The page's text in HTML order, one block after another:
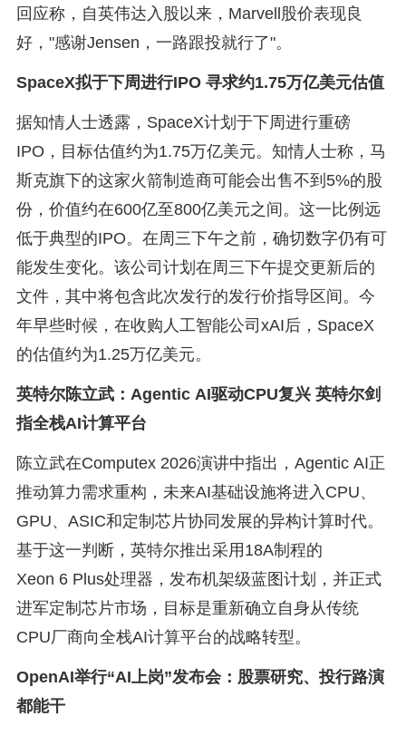
回应称，自英伟达入股以来，Marvell股价表现良
好，"感谢Jensen，一路跟投就行了"。
SpaceX拟于下周进行IPO 寻求约1.75万亿美元估值
据知情人士透露，SpaceX计划于下周进行重磅
IPO，目标估值约为1.75万亿美元。知情人士称，马
斯克旗下的这家火箭制造商可能会出售不到5%的股
份，价值约在600亿至800亿美元之间。这一比例远
低于典型的IPO。在周三下午之前，确切数字仍有可
能发生变化。该公司计划在周三下午提交更新后的
文件，其中将包含此次发行的发行价指导区间。今
年早些时候，在收购人工智能公司xAI后，SpaceX
的估值约为1.25万亿美元。
英特尔陈立武：Agentic AI驱动CPU复兴 英特尔剑
指全栈AI计算平台
陈立武在Computex 2026演讲中指出，Agentic AI正
推动算力需求重构，未来AI基础设施将进入CPU、
GPU、ASIC和定制芯片协同发展的异构计算时代。
基于这一判断，英特尔推出采用18A制程的
Xeon 6 Plus处理器，发布机架级蓝图计划，并正式
进军定制芯片市场，目标是重新确立自身从传统
CPU厂商向全栈AI计算平台的战略转型。
OpenAI举行“AI上岗”发布会：股票研究、投行路演
都能干